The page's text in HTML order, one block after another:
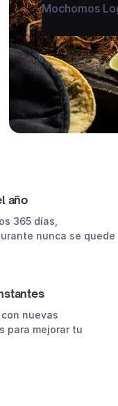
año
365 días,
nunca se quede
nuevas
para mejorar tu